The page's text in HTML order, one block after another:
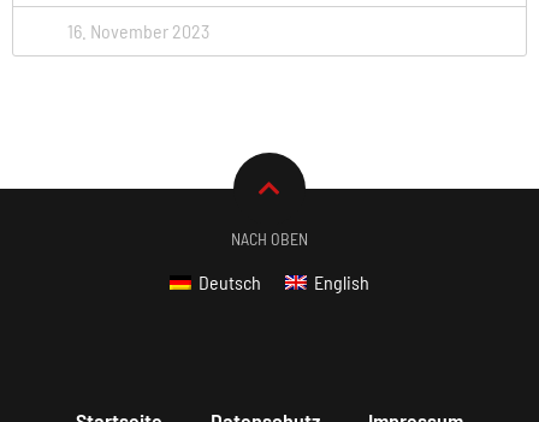
16. November 2023
NACH OBEN
Deutsch English